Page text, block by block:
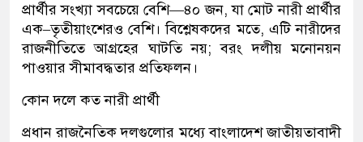
প্রার্থীর সংখ্যা সবচেয়ে বেশি—৪০ জন, যা মোট নারী প্রার্থীর
এক–তৃতীয়াংশেরও বেশি। বিশ্লেষকদের মতে, এটি নারীদের
রাজনীতিতে আগ্রহের ঘাটতি নয়; বরং দলীয় মনোনয়ন
পাওয়ার সীমাবদ্ধতার প্রতিফলন।
কোন দলে কত নারী প্রার্থী
প্রধান রাজনৈতিক দলগুলোর মধ্যে বাংলাদেশ জাতীয়তাবাদী